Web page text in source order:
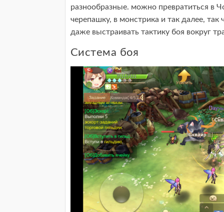
разнообразные. можно превратиться в
черепашку, в монстрика и так далее,
даже выстраивать тактику боя вокруг
Система боя